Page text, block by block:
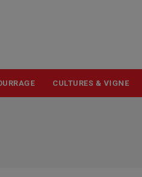
CULTURES & VIGNE